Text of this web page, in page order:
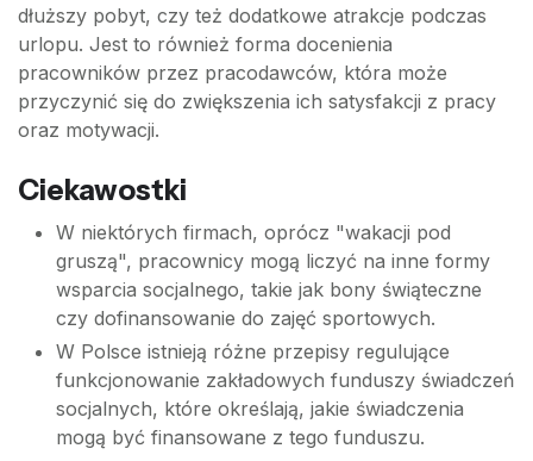
dłuższy pobyt, czy też dodatkowe atrakcje podczas
urlopu. Jest to również forma docenienia
pracowników przez pracodawców, która może
przyczynić się do zwiększenia ich satysfakcji z pracy
oraz motywacji.
Ciekawostki
W niektórych firmach, oprócz "wakacji pod
gruszą", pracownicy mogą liczyć na inne formy
wsparcia socjalnego, takie jak bony świąteczne
czy dofinansowanie do zajęć sportowych.
W Polsce istnieją różne przepisy regulujące
funkcjonowanie zakładowych funduszy świadczeń
socjalnych, które określają, jakie świadczenia
mogą być finansowane z tego funduszu.